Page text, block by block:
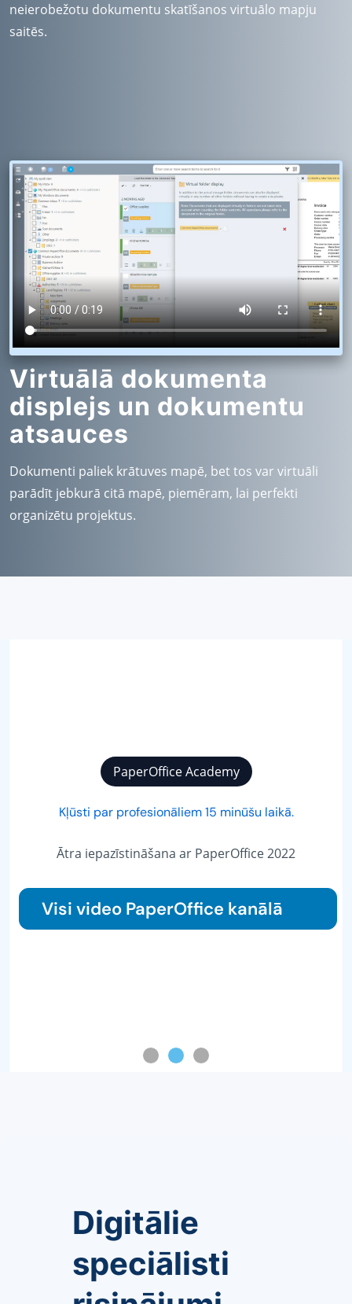
neierobežotu dokumentu skatīšanos virtuālo mapju
saitēs.
Virtuālā dokumenta
displejs un dokumentu
atsauces
Dokumenti paliek krātuves mapē, bet tos var virtuāli
parādīt jebkurā citā mapē, piemēram, lai perfekti
organizētu projektus.
PaperOffice Academy
Kļūsti par profesionāliem 15 minūšu laikā.
Ātra iepazīstināšana ar PaperOffice 2022
Visi video PaperOffice kanālā
Digitālie
speciālisti